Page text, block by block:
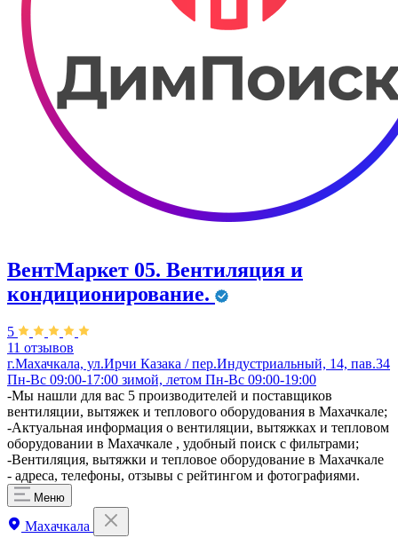
ВентМаркет 05. Вентиляция и
кондиционирование.
5
11 отзывов
г.Махачкала, ул.Ирчи Казака / пер.Индустриальный, 14, пав.34
Пн-Вс 09:00-17:00 зимой, летом Пн-Вс 09:00-19:00
​-Мы нашли для вас 5 производителей и поставщиков
вентиляции, вытяжек и теплового оборудования в Махачкале;
-Актуальная информация о вентиляции, вытяжках и тепловом
оборудовании в Махачкале , удобный поиск с фильтрами;
-Вентиляция, вытяжки и тепловое оборудование в Махачкале
- адреса, телефоны, отзывы с рейтингом и фотографиями.
Меню
Махачкала